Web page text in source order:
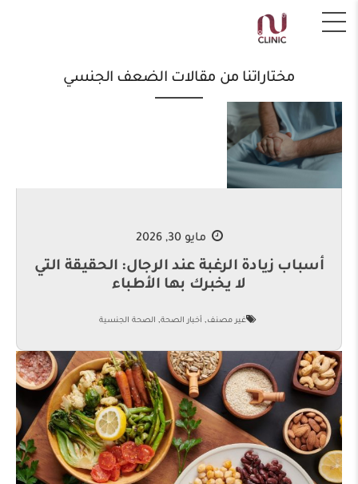
مختاراتنا من مقالات الضعف الجنسي
مايو 30, 2026
أسباب زيادة الرغبة عند الرجال: الحقيقة التي
لا يخبرك بها الأطباء
غير مصنف, أخبار الصحة, الصحة الجنسية